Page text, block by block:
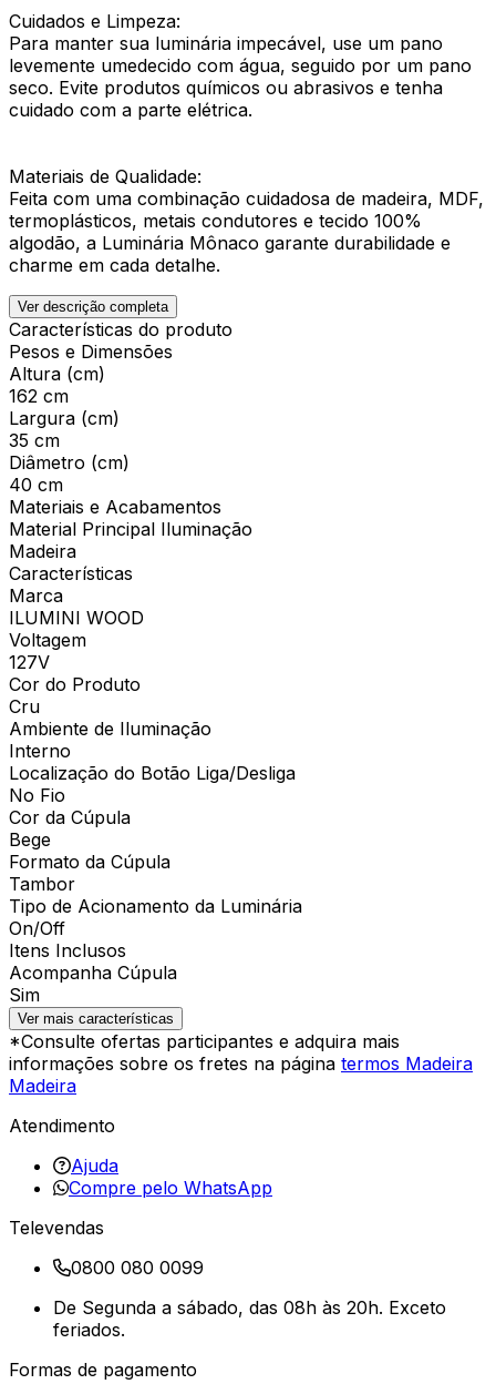
Cuidados e Limpeza:
Para manter sua luminária impecável, use um pano
levemente umedecido com água, seguido por um pano
seco. Evite produtos químicos ou abrasivos e tenha
cuidado com a parte elétrica.
Materiais de Qualidade:
Feita com uma combinação cuidadosa de madeira, MDF,
termoplásticos, metais condutores e tecido 100%
algodão, a Luminária Mônaco garante durabilidade e
charme em cada detalhe.
Ver descrição completa
Características do produto
Pesos e Dimensões
Altura (cm)
162 cm
Largura (cm)
35 cm
Diâmetro (cm)
40 cm
Materiais e Acabamentos
Material Principal Iluminação
Madeira
Características
Marca
ILUMINI WOOD
Voltagem
127V
Cor do Produto
Cru
Ambiente de Iluminação
Interno
Localização do Botão Liga/Desliga
No Fio
Cor da Cúpula
Bege
Formato da Cúpula
Tambor
Tipo de Acionamento da Luminária
On/Off
Itens Inclusos
Acompanha Cúpula
Sim
Ver mais características
*Consulte ofertas participantes e adquira mais
informações sobre os fretes na página termos Madeira
Madeira
Atendimento
Ajuda
Compre pelo WhatsApp
Televendas
0800 080 0099
De Segunda a sábado, das 08h às 20h. Exceto
feriados.
Formas de pagamento